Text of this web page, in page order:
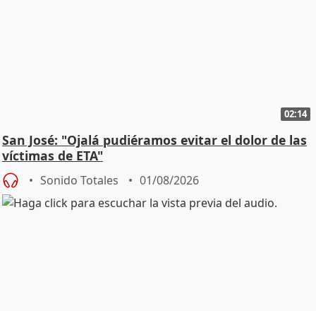
02:14
San José: "Ojalá pudiéramos evitar el dolor de las
víctimas de ETA"
Sonido Totales 01/08/2026